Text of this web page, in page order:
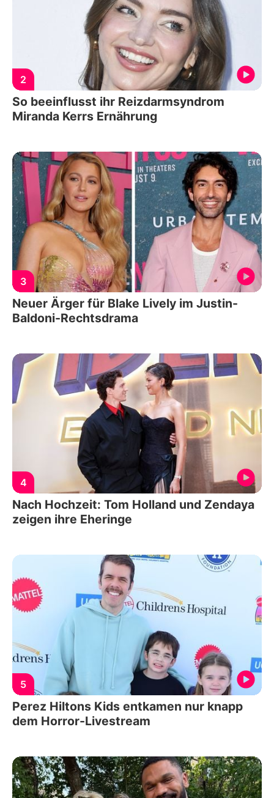
2
So beeinflusst ihr Reizdarmsyndrom
Miranda Kerrs Ernährung
3
Neuer Ärger für Blake Lively im Justin-
Baldoni-Rechtsdrama
4
Nach Hochzeit: Tom Holland und Zendaya
zeigen ihre Eheringe
5
Perez Hiltons Kids entkamen nur knapp
dem Horror-Livestream